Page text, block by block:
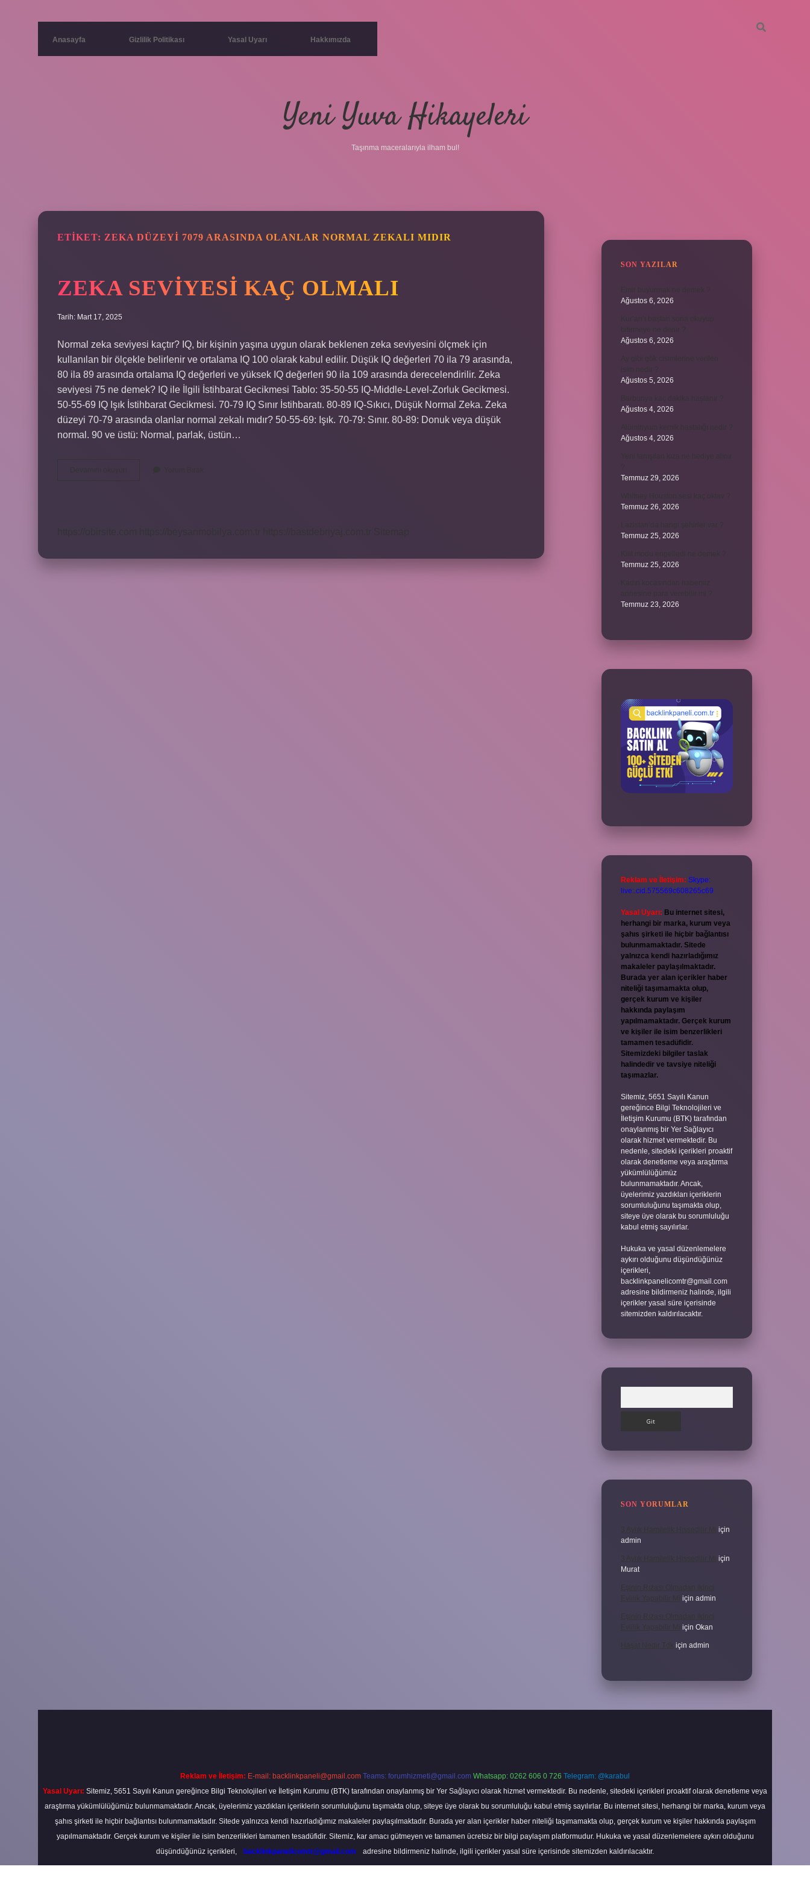
Anasayfa Gizlilik Politikası Yasal Uyarı Hakkımızda
Yeni Yuva Hikayeleri
Taşınma maceralarıyla ilham bul!
ETIKET: ZEKA DÜZEYI 7079 ARASINDA OLANLAR NORMAL ZEKALI MIDIR
ZEKA SEVIYESI KAÇ OLMALI
Tarih: Mart 17, 2025
Normal zeka seviyesi kaçtır? IQ, bir kişinin yaşına uygun olarak beklenen zeka seviyesini ölçmek için
kullanılan bir ölçekle belirlenir ve ortalama IQ 100 olarak kabul edilir. Düşük IQ değerleri 70 ila 79 arasında,
80 ila 89 arasında ortalama IQ değerleri ve yüksek IQ değerleri 90 ila 109 arasında derecelendirilir. Zeka
seviyesi 75 ne demek? IQ ile İlgili İstihbarat Gecikmesi Tablo: 35-50-55 IQ-Middle-Level-Zorluk Gecikmesi.
50-55-69 IQ Işık İstihbarat Gecikmesi. 70-79 IQ Sınır İstihbaratı. 80-89 IQ-Sıkıcı, Düşük Normal Zeka. Zeka
düzeyi 70-79 arasında olanlar normal zekalı mıdır? 50-55-69: Işık. 70-79: Sınır. 80-89: Donuk veya düşük
normal. 90 ve üstü: Normal, parlak, üstün…
SON YAZILAR
Ağustos 6, 2026
Ağustos 6, 2026
Ağustos 5, 2026
Ağustos 4, 2026
Ağustos 4, 2026
Temmuz 29, 2026
Temmuz 26, 2026
Temmuz 25, 2026
Temmuz 25, 2026
Temmuz 23, 2026
Reklam ve İletişim: Skype:
live:.cid.575569c608265c69
Yasal Uyarı: Bu internet sitesi,
herhangi bir marka, kurum veya
şahıs şirketi ile hiçbir bağlantısı
bulunmamaktadır. Sitede
yalnızca kendi hazırladığımız
makaleler paylaşılmaktadır.
Burada yer alan içerikler haber
niteliği taşımamakta olup,
gerçek kurum ve kişiler
hakkında paylaşım
yapılmamaktadır. Gerçek kurum
ve kişiler ile isim benzerlikleri
tamamen tesadüfidir.
Sitemizdeki bilgiler taslak
halindedir ve tavsiye niteliği
taşımazlar.
Sitemiz, 5651 Sayılı Kanun
gereğince Bilgi Teknolojileri ve
İletişim Kurumu (BTK) tarafından
onaylanmış bir Yer Sağlayıcı
olarak hizmet vermektedir. Bu
nedenle, sitedeki içerikleri proaktif
olarak denetleme veya araştırma
yükümlülüğümüz
bulunmamaktadır. Ancak,
üyelerimiz yazdıkları içeriklerin
sorumluluğunu taşımakta olup,
siteye üye olarak bu sorumluluğu
kabul etmiş sayılırlar.
Hukuka ve yasal düzenlemelere
aykırı olduğunu düşündüğünüz
içerikleri,
backlinkpanelicomtr@gmail.com
adresine bildirmeniz halinde, ilgili
içerikler yasal süre içerisinde
sitemizden kaldırılacaktır.
SON YORUMLAR
3 Aylık Hamilelik Hissedilir Mi
için
admin
3 Aylık Hamilelik Hissedilir Mi için
Murat
Eşinin Rızası Olmadan Ikinci
Evlilik Yapabilir Mi için admin
Eşinin Rızası Olmadan Ikinci
Evlilik Yapabilir Mi için Okan
Haşat Nedir Tdk için admin
Reklam ve İletişim: E-mail: backlinkpaneli@gmail.com Teams: forumhizmeti@gmail.com Whatsapp: 0262 606 0 726 Telegram: @karabul
Yasal Uyarı: Sitemiz, 5651 Sayılı Kanun gereğince Bilgi Teknolojileri ve İletişim Kurumu (BTK) tarafından onaylanmış bir Yer Sağlayıcı olarak hizmet vermektedir. Bu nedenle, sitedeki içerikleri proaktif olarak denetleme veya
araştırma yükümlülüğümüz bulunmamaktadır. Ancak, üyelerimiz yazdıkları içeriklerin sorumluluğunu taşımakta olup, siteye üye olarak bu sorumluluğu kabul etmiş sayılırlar. Bu internet sitesi, herhangi bir marka, kurum veya
şahıs şirketi ile hiçbir bağlantısı bulunmamaktadır. Sitede yalnızca kendi hazırladığımız makaleler paylaşılmaktadır. Burada yer alan içerikler haber niteliği taşımamakta olup, gerçek kurum ve kişiler hakkında paylaşım
yapılmamaktadır. Gerçek kurum ve kişiler ile isim benzerlikleri tamamen tesadüfidir. Sitemiz, kar amacı gütmeyen ve tamamen ücretsiz bir bilgi paylaşım platformudur. Hukuka ve yasal düzenlemelere aykırı olduğunu
düşündüğünüz içerikleri,
backlinkpanelicomtr@gmail.com adresine bildirmeniz halinde, ilgili içerikler yasal süre içerisinde sitemizden kaldırılacaktır.